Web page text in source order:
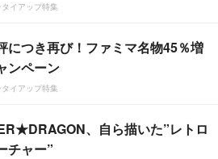
イアップ特集
につき再び！ファミマ名物45％増
ンペーン
イアップ特集
、自ら描いた”レトロ
チャー”